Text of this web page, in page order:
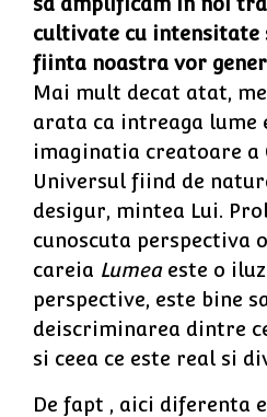
cultivate cu intensitate
fiinta noastra vor
Mai mult decat atat,
arata ca intreaga lume
imaginatia creatoare a
Universul fiind de
desigur, mintea Lui.
cunoscuta perspectiva
careia Lumeaeste o
perspective, este bine
deiscriminarea dintre
si ceea ce este real si
De fapt , aici diferenta